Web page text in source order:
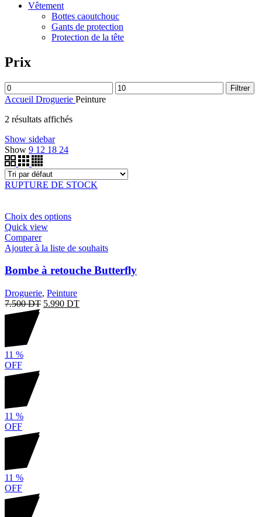
Vêtement
Bottes caoutchouc
Gants de protection
Protection de la tête
Prix
Filtrer
Accueil Droguerie Peinture
2 résultats affichés
Show sidebar
Show 9 12 18 24
RUPTURE DE STOCK
Choix des options
Quick view
Comparer
Ajouter à la liste de souhaits
Bombe à retouche Butterfly
Droguerie, Peinture
7.500DT 5.990 DT
11 %
OFF
11 %
OFF
11 %
OFF